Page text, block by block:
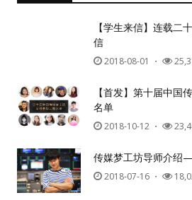
【学生来信】连载二
信
2018-08-01 ・
【首发】第十届中国
名单
2018-10-12 ・
传媒梦工坊导师介
2018-07-16 ・